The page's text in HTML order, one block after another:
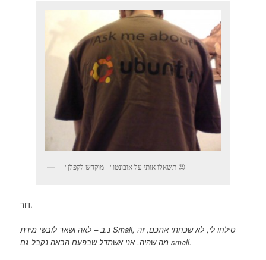
"תשאלו אותי על אובונטו" - מוקדש לקפלן 😉
דור.
נ.ב – לאה ושאר לובשי מידת Small, סילחו לי, לא שכחתי אתכם, זה
מה שהיה, אני אשתדל שבפעם הבאה נקבל גם small.